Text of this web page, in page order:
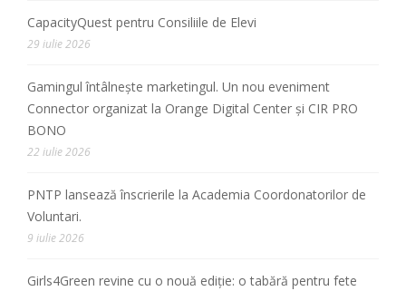
CapacityQuest pentru Consiliile de Elevi
29 iulie 2026
Gamingul întâlnește marketingul. Un nou eveniment
Connector organizat la Orange Digital Center și CIR PRO
BONO
22 iulie 2026
PNTP lansează înscrierile la Academia Coordonatorilor de
Voluntari.
9 iulie 2026
Girls4Green revine cu o nouă ediție: o tabără pentru fete